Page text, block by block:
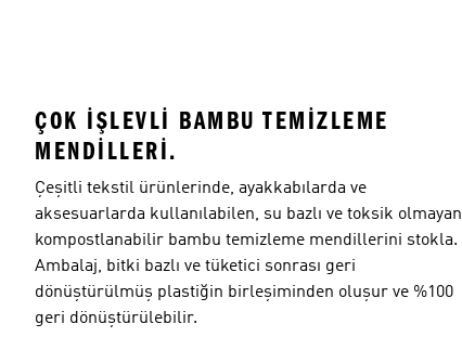
ÇOK IŞLEVLI BAMBU TEMIZLEME
MENDILLERI.
Çeşitli tekstil ürünlerinde, ayakkabılarda ve
aksesuarlarda kullanılabilen, su bazlı ve toksik olmayan
kompostlanabilir bambu temizleme mendillerini stokla.
Ambalaj, bitki bazlı ve tüketici sonrası geri
dönüştürülmüş plastiğin birleşiminden oluşur ve %100
geri dönüştürülebilir.